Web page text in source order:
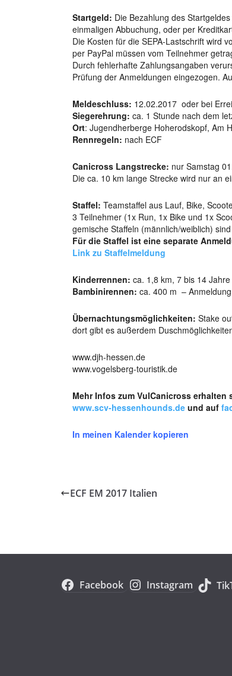
Startgeld: Die Bezahlung des
einmaligen Abbuchung, oder per
Die Kosten für die SEPA-Lastschrift wird
per PayPal müssen vom Teilnehmer
Durch fehlerhafte Zahlungsangaben
Prüfung der Anmeldungen eingezogen.
Meldeschluss: 12.02.2017 oder bei
Siegerehrung: ca. 1 Stunde nach dem
Ort: Jugendherberge Hoherodskopf, Am
Rennregeln: nach ECF
Canicross Langstrecke: nur Samstag
Die ca. 10 km lange Strecke wird nur an
Staffel: Teamstaffel aus Lauf, Bike,
3 Teilnehmer (1x Run, 1x Bike und 1x
gemische Staffeln (männlich/weiblich)
Für die Staffel ist eine separate
Link zu Staffelmeldung
Kinderrennen: ca. 1,8 km, 7 bis 14
Bambinirennen: ca. 400 m –
Übernachtungsmöglichkeiten: Stake
dort gibt es außerdem
www.djh-hessen.de
www.vogelsberg-touristik.de
Mehr Infos zum VulCanicross erhalten
www.scv-hessenhounds.de und auf
In meinen Kalender kopieren
ECF EM 2017 Italien
Facebook Instagram